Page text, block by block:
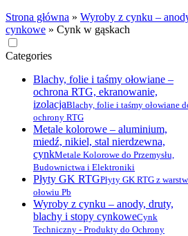
Strona główna » Wyroby z cynku –
cynkowe » Cynk w gąskach
Categories
Blachy, folie i taśmy ołowiane –
ochrona RTG, ekranowanie,
izolacjaBlachy, folie i taśmy ołowiane
ochrony RTG
Metale kolorowe – aluminium,
miedź, nikiel, stal nierdzewna,
cynkMetale Kolorowe do Przemysłu,
Budownictwa i Elektroniki
Płyty GK RTGPłyty GK RTG z
ołowiu Pb
Wyroby z cynku – anody, druty,
blachy i stopy cynkoweCynk
Techniczny - Produkty do Ochrony